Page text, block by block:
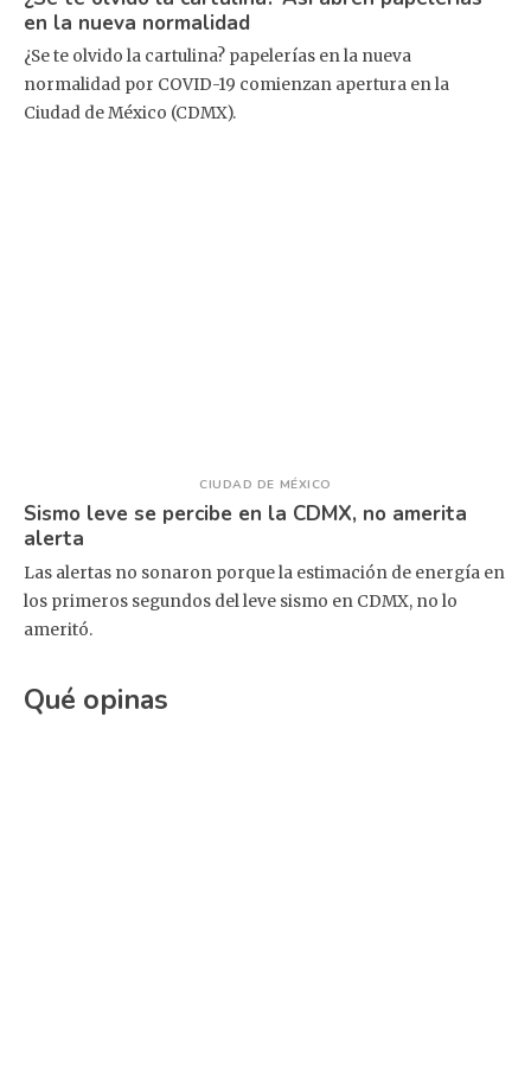
en la nueva normalidad
¿Se te olvido la cartulina? papelerías en la nueva
normalidad por COVID-19 comienzan apertura en la
Ciudad de México (CDMX).
CIUDAD DE MÉXICO
Sismo leve se percibe en la CDMX, no amerita
alerta
Las alertas no sonaron porque la estimación de energía en
los primeros segundos del leve sismo en CDMX, no lo
ameritó.
Qué opinas